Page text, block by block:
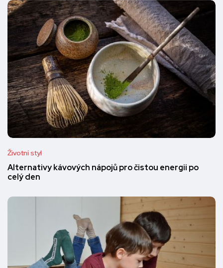
Životní styl
Alternativy kávových nápojů pro čistou energii po
celý den